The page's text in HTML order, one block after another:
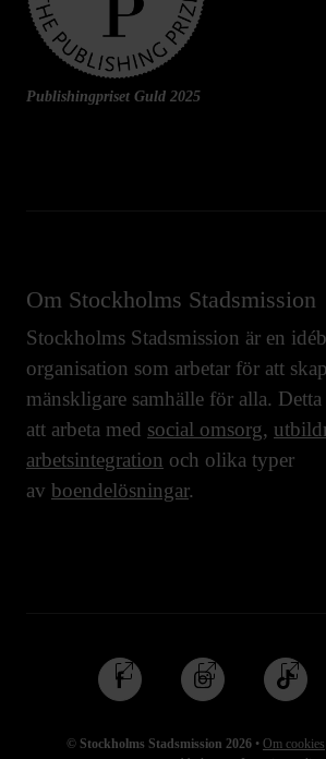
Publishingpriset Guld 2025
Om Stockholms Stadsmission
Stockholms Stadsmission är en
organisation som arbetar för att
mänskligare samhälle för alla.
att arbeta med social omsorg,
arbetsintegration och olika typer
av boendelösningar.
© Stockholms Stadsmission 2026 • Om cookies
Följ
oss
Facebook
Följ
oss
Instagram
Följ
oss
TikTok